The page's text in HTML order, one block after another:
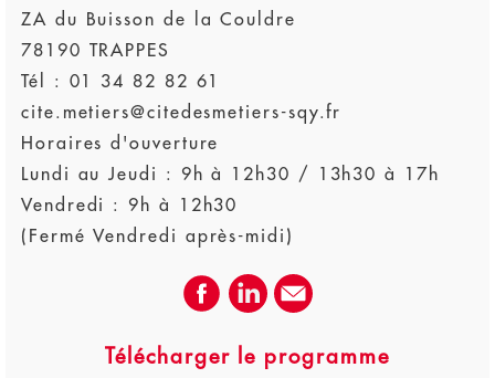
ZA du Buisson de la Couldre
78190 TRAPPES
Tél : 01 34 82 82 61
cite.metiers@citedesmetiers-sqy.fr
Horaires d'ouverture
Lundi au Jeudi : 9h à 12h30 / 13h30 à 17h
Vendredi : 9h à 12h30
(Fermé Vendredi après-midi)
Télécharger le programme